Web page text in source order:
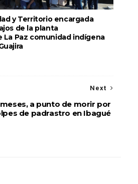
y Territorio encargada
de la planta
La Paz comunidad indígena
Next
a punto de morir por
de padrastro en Ibagué